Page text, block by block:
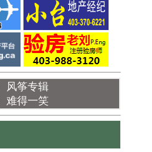
风筝专辑
难得一笑